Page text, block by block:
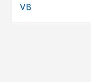
VB